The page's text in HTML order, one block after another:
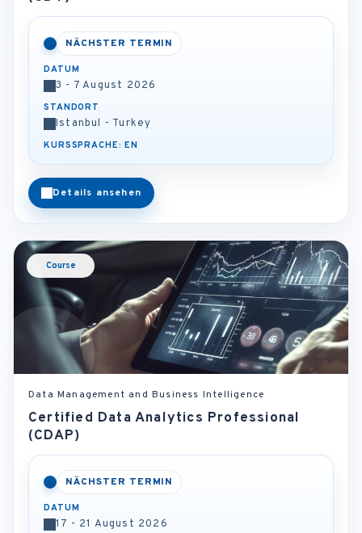
NÄCHSTER TERMIN
DATUM
3 - 7 August 2026
STANDORT
Istanbul - Turkey
KURSSPRACHE: EN
Details ansehen
Course
Data Management and Business Intelligence
Certified Data Analytics Professional
(CDAP)
NÄCHSTER TERMIN
DATUM
17 - 21 August 2026